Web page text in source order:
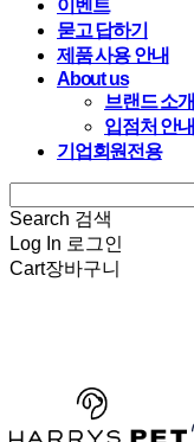
이벤트
묻고 답하기
제품 사용 안내
About us
브랜드 소개
입점처 안내
기업회원전용
Search 검색
Log In 로그인
Cart장바구니